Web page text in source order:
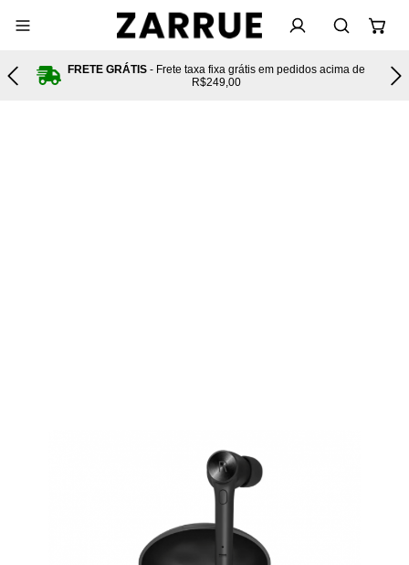
FRETE GRÁTIS - Frete taxa fixa grátis em pedidos acima de
R$249,00